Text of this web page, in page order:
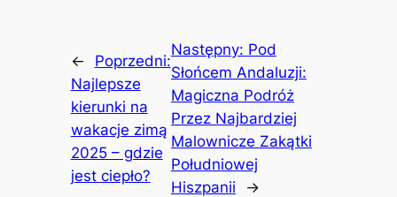
←
Poprzedni:
Najlepsze
kierunki na
wakacje zimą
2025 – gdzie
jest ciepło?
Następny: Pod
Słońcem Andaluzji:
Magiczna Podróż
Przez Najbardziej
Malownicze Zakątki
Południowej
Hiszpanii
→